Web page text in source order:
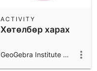
Хөтөлбөр харах
ACTIVITY
GeoGebra Institute of Mongolia